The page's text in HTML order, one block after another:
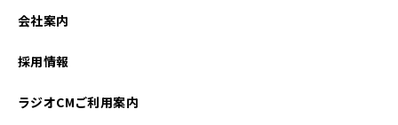
会社案内
採用情報
ラジオCMご利用案内